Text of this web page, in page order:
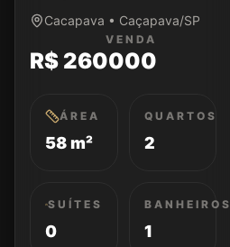
Cacapava • Caçapava/SP
VENDA
R$ 260000
ÁREA
58 m²
QUARTOS
2
SUÍTES
0
BANHEIROS
1